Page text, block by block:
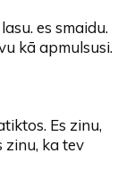
es smaidu.
kā apmulsusi.
Es zinu,
zinu, ka tev